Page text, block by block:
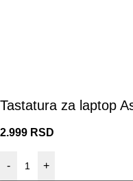
Tastatura za laptop
2.999 RSD
- +